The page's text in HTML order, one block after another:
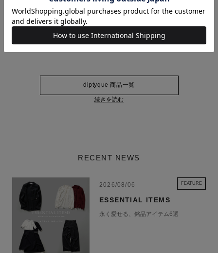
※沖縄県への「航空搭載出来ない商品（液体・クリーム類）」をご注文い
ただいた場合、お届けまでに5～7日お時間をいただいております。
ざいます。予めご了承ください。
diptyque 商品一覧
続きを読む
RECENT NEWS
2026/08/06 FEATURE
ESSENTIAL ITEMS
永く愛せる、銘品アイテム6選